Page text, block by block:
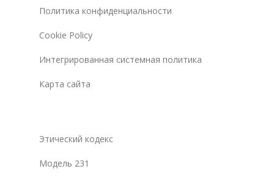
Политика конфиденциальности
Cookie Policy
Интегрированная системная политика
Карта сайта
Этический кодекс
Модель 231